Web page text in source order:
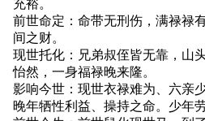
充裕。
前世命定：命带无刑伤，满禄禄
间之财。
现世托化：兄弟叔侄皆无靠，山
怡然，一身福禄晚来隆。
影响今世：现世衣禄难为、六亲
晚年牺性利益、操持之命。少年